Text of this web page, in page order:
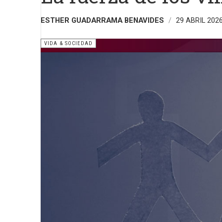
ESTHER GUADARRAMA BENAVIDES 29 ABRIL
VIDA & SOCIEDAD